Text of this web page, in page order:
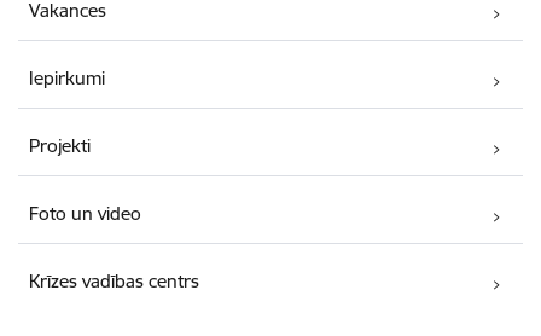
Vakances
Iepirkumi
Projekti
Foto un video
Krīzes vadības centrs